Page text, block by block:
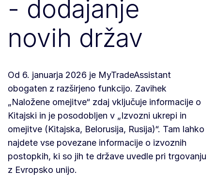
- dodajanje
novih držav
Od 6. januarja 2026 je MyTradeAssistant
obogaten z razširjeno funkcijo. Zavihek
„Naložene omejitve“ zdaj vključuje informacije o
Kitajski in je posodobljen v „Izvozni ukrepi in
omejitve (Kitajska, Belorusija, Rusija)“. Tam lahko
najdete vse povezane informacije o izvoznih
postopkih, ki so jih te države uvedle pri trgovanju
z Evropsko unijo.